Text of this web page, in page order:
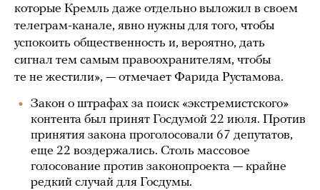
которые Кремль даже отдельно выложил в своем
телеграм-канале, явно нужны для того, чтобы
успокоить общественность и, вероятно, дать
сигнал тем самым правоохранителям, чтобы
те не жестили», — отмечает Фарида Рустамова.
Закон о штрафах за поиск «экстремистского»
контента был принят Госдумой 22 июля. Против
принятия закона проголосовали 67 депутатов,
еще 22 воздержались. Столь массовое
голосование против законопроекта — крайне
редкий случай для Госдумы.